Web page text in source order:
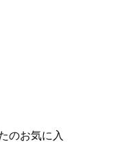
のお気に入